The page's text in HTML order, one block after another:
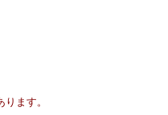
ます。